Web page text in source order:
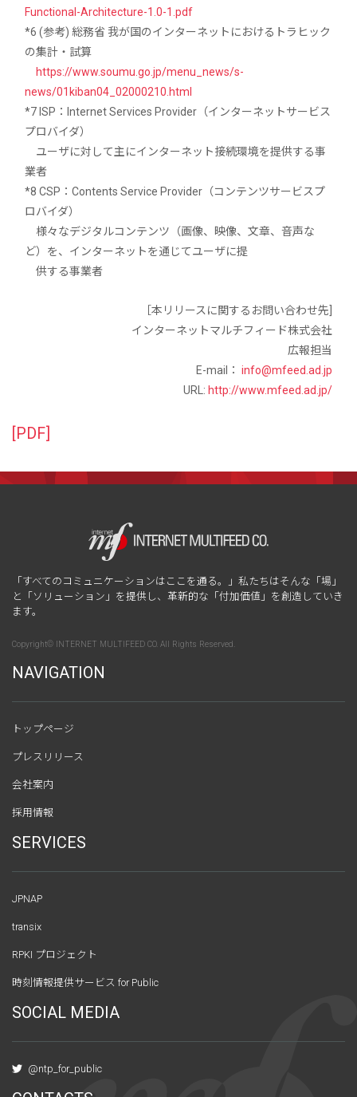
Functional-Architecture-1.0-1.pdf
*6 (参考) 総務省 我が国のインターネットにおけるトラヒック
の集計・試算
https://www.soumu.go.jp/menu_news/s-
news/01kiban04_02000210.html
*7 ISP：Internet Services Provider（インターネットサービス
プロバイダ）
ユーザに対して主にインターネット接続環境を提供する事
業者
*8 CSP：Contents Service Provider（コンテンツサービスプ
ロバイダ）
様々なデジタルコンテンツ（画像、映像、文章、音声な
ど）を、インターネットを通じてユーザに提
供する事業者
［本リリースに関するお問い合わせ先]
インターネットマルチフィード株式会社
広報担当
E-mail： info@mfeed.ad.jp
URL: http://www.mfeed.ad.jp/
[PDF]
「すべてのコミュニケーションはここを通る。」私たちはそんな「場」
と「ソリューション」を提供し、革新的な「付加価値」を創造していき
ます。
Copyright© INTERNET MULTIFEED CO. All Rights Reserved.
NAVIGATION
トップページ
プレスリリース
会社案内
採用情報
SERVICES
JPNAP
transix
RPKI プロジェクト
時刻情報提供サービス for Public
SOCIAL MEDIA
@ntp_for_public